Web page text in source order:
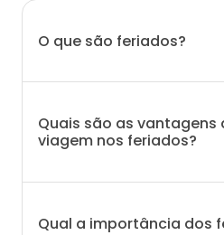
O que são feriados?
Quais são as
viagem nos feriados?
Qual a importância dos